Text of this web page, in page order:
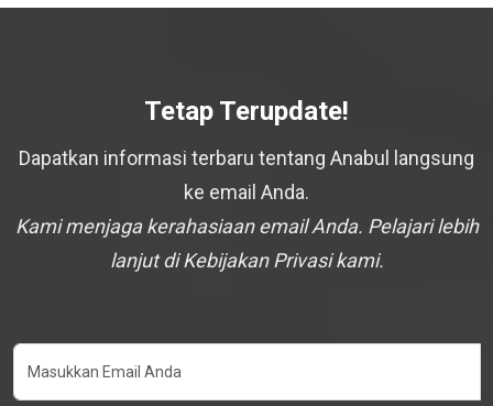
Tetap Terupdate!
Dapatkan informasi terbaru tentang Anabul langsung
ke email Anda.
Kami menjaga kerahasiaan email Anda. Pelajari lebih
lanjut di Kebijakan Privasi kami.